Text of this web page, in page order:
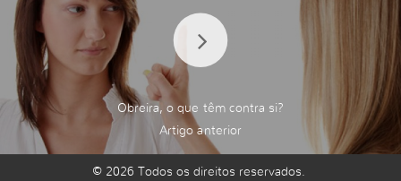
Obreira, o que têm contra si?
© 2026 Todos os direitos reservados.